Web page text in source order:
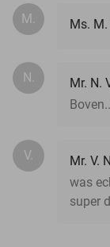
M. Ms.
N.
Mr. N.
V.
Mr. V.
was
super